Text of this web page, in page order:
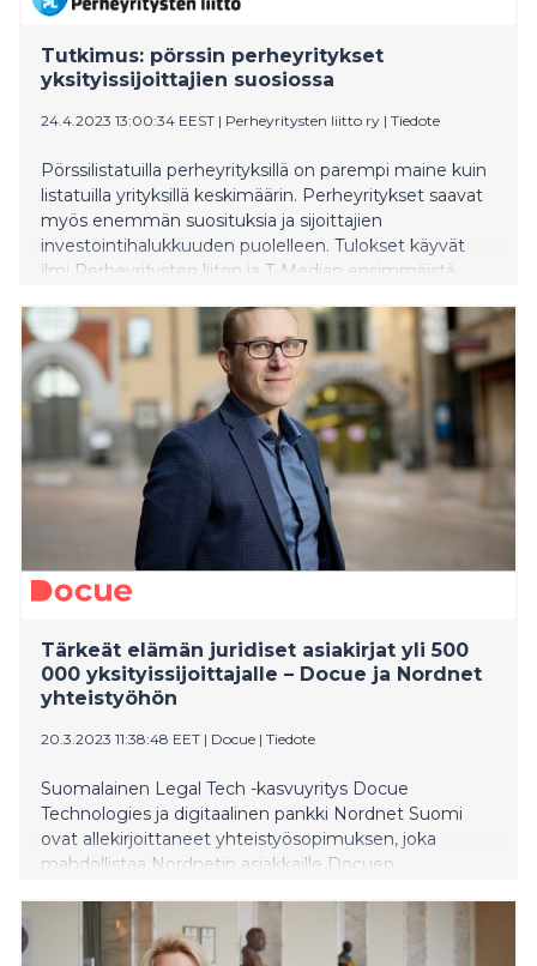
Tutkimus: pörssin perheyritykset
yksityissijoittajien suosiossa
24.4.2023 13:00:34 EEST | Perheyritysten liitto ry | Tiedote
Pörssilistatuilla perheyrityksillä on parempi maine kuin
listatuilla yrityksillä keskimäärin. Perheyritykset saavat
myös enemmän suosituksia ja sijoittajien
investointihalukkuuden puolelleen. Tulokset käyvät
ilmi Perheyritysten liiton ja T-Median ensimmäistä
Tärkeät elämän juridiset asiakirjat yli 500
000 yksityissijoittajalle – Docue ja Nordnet
yhteistyöhön
20.3.2023 11:38:48 EET | Docue | Tiedote
Suomalainen Legal Tech -kasvuyritys Docue
Technologies ja digitaalinen pankki Nordnet Suomi
ovat allekirjoittaneet yhteistyösopimuksen, joka
mahdollistaa Nordnetin asiakkaille Docuen
asiakirjojen laadinnassa.